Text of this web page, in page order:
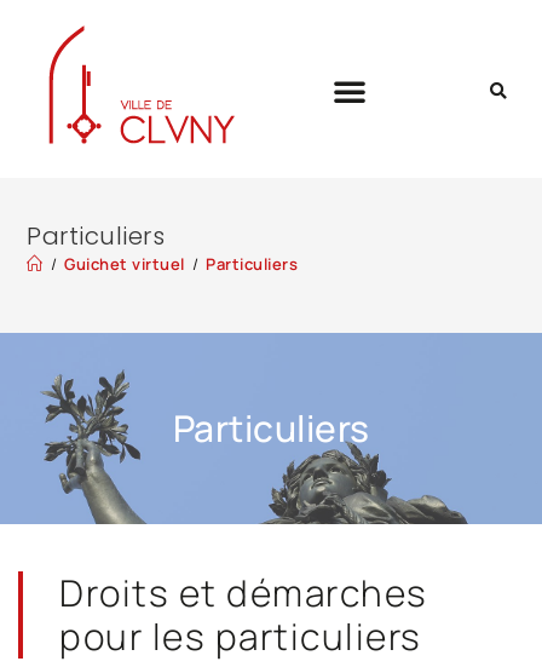
Particuliers
/ Guichet virtuel / Particuliers
Particuliers
Droits et démarches
pour les particuliers